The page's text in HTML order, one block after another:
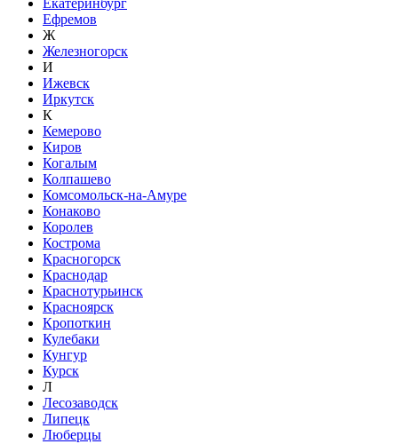
Ефремов
Ж
Железногорск
И
Ижевск
Иркутск
К
Кемерово
Киров
Когалым
Колпашево
Комсомольск-на-Амуре
Конаково
Королев
Кострома
Красногорск
Краснодар
Краснотурьинск
Красноярск
Кропоткин
Кулебаки
Кунгур
Курск
Л
Лесозаводск
Липецк
Люберцы